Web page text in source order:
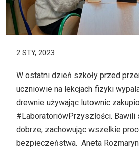
2 STY, 2023
W ostatni dzień szkoły przed
uczniowie na lekcjach fizyki
drewnie używając lutownic
#LaboratoriówPrzyszłości. Bawili
dobrze, zachowując wszelkie
bezpieczeństwa. Aneta